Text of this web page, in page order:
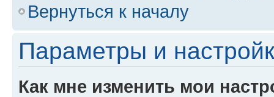
Вернуться к началу
Параметры и
Как мне изменить мои